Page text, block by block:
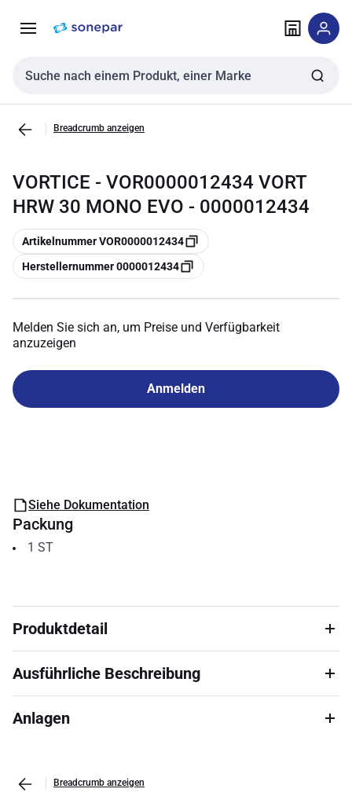
NavigationInhalt
Sucheingabe
Breadcrumb anzeigen
VORTICE - VOR0000012434 VORT
HRW 30 MONO EVO - 0000012434
Kopieren
Artikelnummer VOR0000012434
Kopieren
Herstellernummer 0000012434
Melden Sie sich an, um Preise und Verfügbarkeit
anzuzeigen
Anmelden
Siehe Dokumentation
Packung
1 ST
Produktdetail
Ausführliche Beschreibung
Anlagen
Breadcrumb anzeigen